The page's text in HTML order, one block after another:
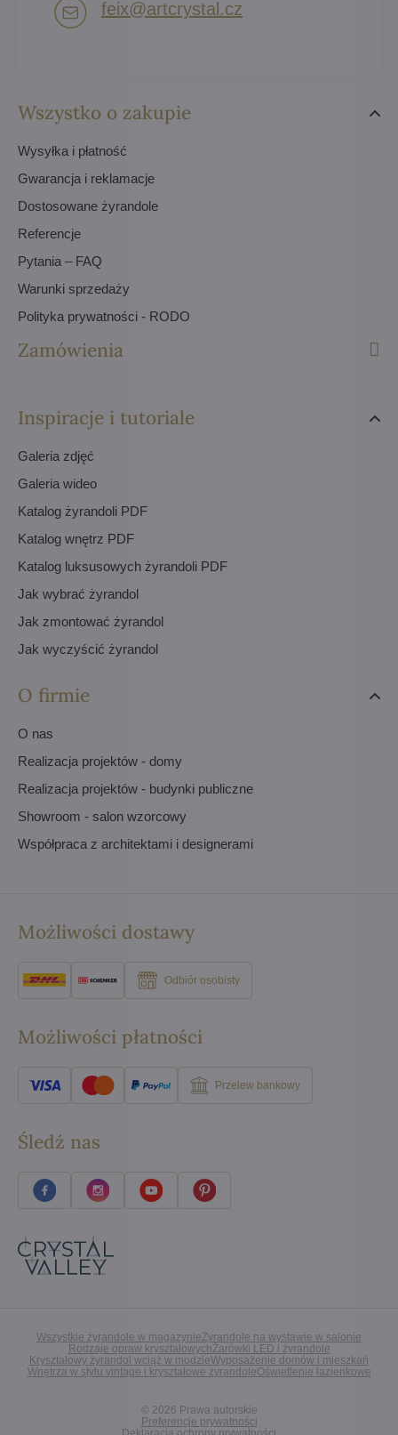
Wszystko o zakupie
Wysyłka i płatność
Gwarancja i reklamacje
Dostosowane żyrandole
Referencje
Pytania – FAQ
Warunki sprzedaży
Polityka prywatności - RODO
Zamówienia
Inspiracje i tutoriale
Galeria zdjęć
Galeria wideo
Katalog żyrandoli PDF
Katalog wnętrz PDF
Katalog luksusowych żyrandoli PDF
Jak wybrać żyrandol
Jak zmontować żyrandol
Jak wyczyścić żyrandol
O firmie
O nas
Realizacja projektów - domy
Realizacja projektów - budynki publiczne
Showroom - salon wzorcowy
Współpraca z architektami i designerami
feix​@artcrystal​.cz
Możliwości dostawy
Odbiór osobisty
Możliwości płatności
Przelew bankowy
Śledź nas
Wszystkie żyrandole w magazynieŻyrandole na wystawie w salonie
Rodzaje opraw kryształowychŻarówki LED i żyrandole
Kryształowy żyrandol wciąż w modzieWyposażenie domów i mieszkań
Wnętrza w stylu vintage i kryształowe żyrandoleOświetlenie łazienkowe
© 2026 Prawa autorskie
Preferencje prywatności